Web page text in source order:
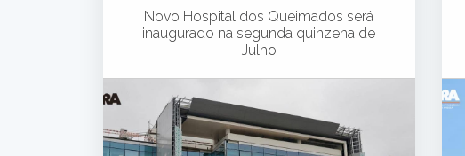
Novo Hospital dos Queimados será
inaugurado na segunda quinzena de
Julho